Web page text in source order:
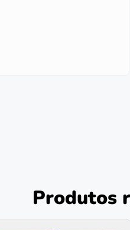
Produtos